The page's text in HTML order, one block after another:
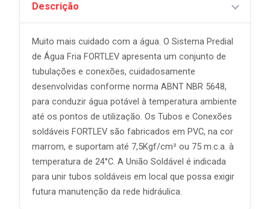
Descrição
Muito mais cuidado com a água. O Sistema Predial
de Água Fria FORTLEV apresenta um conjunto de
tubulações e conexões, cuidadosamente
desenvolvidas conforme norma ABNT NBR 5648,
para conduzir água potável à temperatura ambiente
até os pontos de utilização. Os Tubos e Conexões
soldáveis FORTLEV são fabricados em PVC, na cor
marrom, e suportam até 7,5Kgf/cm² ou 75 m.c.a. à
temperatura de 24°C. A União Soldável é indicada
para unir tubos soldáveis em local que possa exigir
futura manutenção da rede hidráulica.